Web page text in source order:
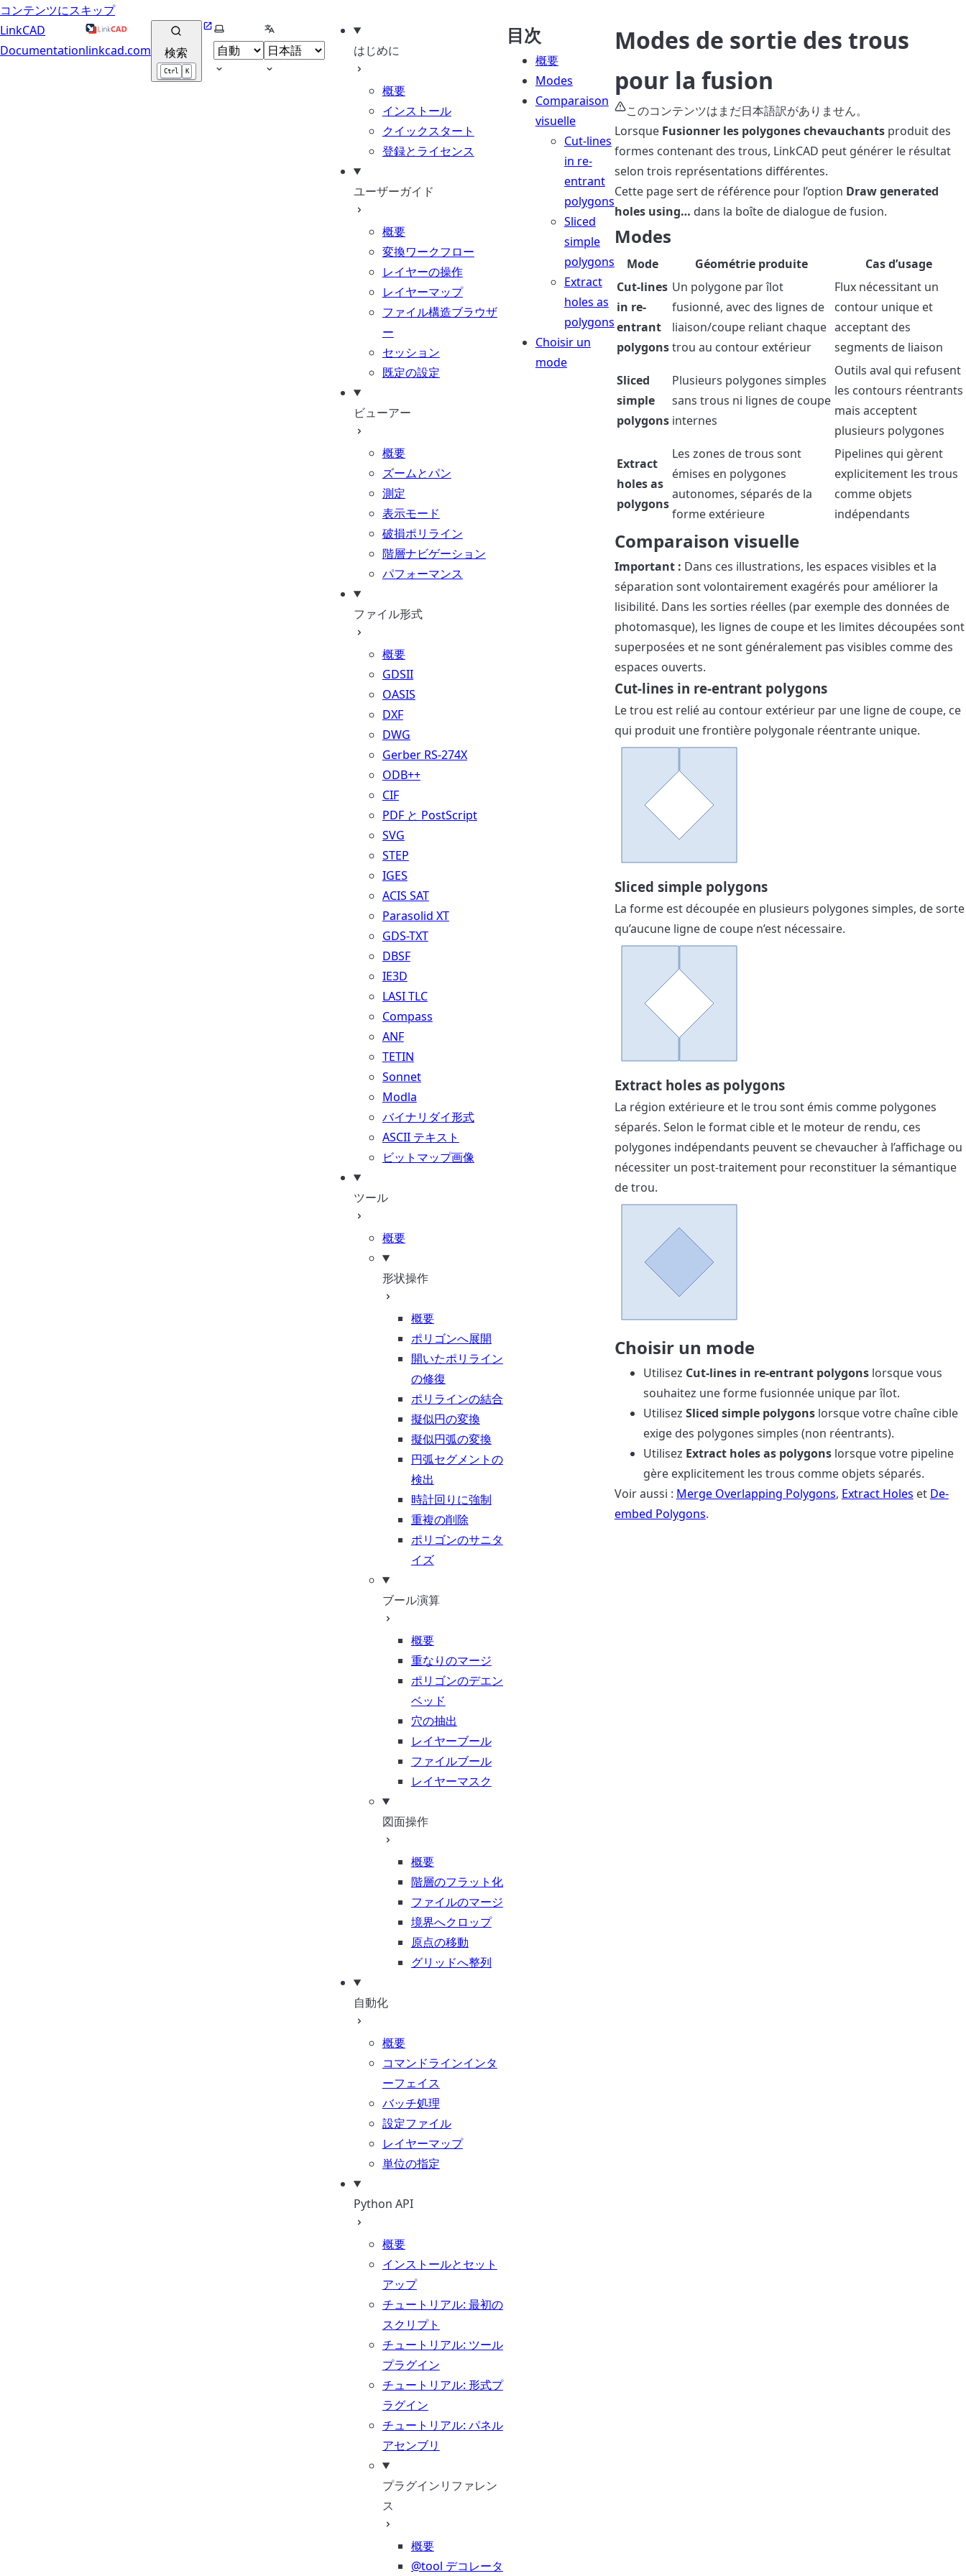
コンテンツにスキップ
LinkCAD
Documentationlinkcad.com 検索
Ctrl K
Website
テーマの選択言語の選択
はじめに
概要
インストール
クイックスタート
登録とライセンス
ユーザーガイド
概要
変換ワークフロー
レイヤーの操作
レイヤーマップ
ファイル構造ブラウザ
ー
セッション
既定の設定
ビューアー
概要
ズームとパン
測定
表示モード
破損ポリライン
階層ナビゲーション
パフォーマンス
ファイル形式
概要
GDSII
OASIS
DXF
DWG
Gerber RS-274X
ODB++
CIF
PDF と PostScript
SVG
STEP
IGES
ACIS SAT
Parasolid XT
GDS-TXT
DBSF
IE3D
LASI TLC
Compass
ANF
TETIN
Sonnet
Modla
バイナリダイ形式
ASCII テキスト
ビットマップ画像
ツール
概要
形状操作
概要
ポリゴンへ展開
開いたポリライン
の修復
ポリラインの結合
擬似円の変換
擬似円弧の変換
円弧セグメントの
検出
時計回りに強制
重複の削除
ポリゴンのサニタ
イズ
ブール演算
概要
重なりのマージ
ポリゴンのデエン
ベッド
穴の抽出
レイヤーブール
ファイルブール
レイヤーマスク
図面操作
概要
階層のフラット化
ファイルのマージ
境界へクロップ
原点の移動
グリッドへ整列
自動化
概要
コマンドラインインタ
ーフェイス
バッチ処理
設定ファイル
レイヤーマップ
単位の指定
Python API
概要
インストールとセット
アップ
チュートリアル: 最初の
スクリプト
チュートリアル: ツール
プラグイン
チュートリアル: 形式プ
ラグイン
チュートリアル: パネル
アセンブリ
プラグインリファレン
ス
概要
@tool デコレータ
目次
概要
Modes
Comparaison
visuelle
Cut-lines
in re-
entrant
polygons
Sliced
simple
polygons
Extract
holes as
polygons
Choisir un
mode
Modes de sortie des trous
pour la fusion
このコンテンツはまだ日本語訳がありません。
Lorsque Fusionner les polygones chevauchantsproduit des
formes contenant des trous, LinkCAD peut générer le résultat
selon trois représentations différentes.
Cette page sert de référence pour l’option Draw generated
holes using… dans la boîte de dialogue de fusion.
Modes
Mode Géométrie produite
Cas d’usage
Cut-lines
in re-
entrant
polygons
Un polygone par îlot
fusionné, avec des lignes de
liaison/coupe reliant chaque
trou au contour extérieur
Flux nécessitant un
contour unique et
acceptant des
segments de liaison
Sliced
simple
polygons
Plusieurs polygones simples
sans trous ni lignes de coupe
internes
Outils aval qui refusent
les contours réentrants
mais acceptent
plusieurs polygones
Extract
holes as
polygons
Les zones de trous sont
émises en polygones
autonomes, séparés de la
forme extérieure
Pipelines qui gèrent
explicitement les trous
comme objets
indépendants
Comparaison visuelle
Important : Dans ces illustrations, les espaces visibles et la
séparation sont volontairement exagérés pour améliorer la
lisibilité. Dans les sorties réelles (par exemple des données de
photomasque), les lignes de coupe et les limites découpées sont
superposées et ne sont généralement pas visibles comme des
espaces ouverts.
Cut-lines in re-entrant polygons
Le trou est relié au contour extérieur par une ligne de coupe, ce
qui produit une frontière polygonale réentrante unique.
Sliced simple polygons
La forme est découpée en plusieurs polygones simples, de sorte
qu’aucune ligne de coupe n’est nécessaire.
Extract holes as polygons
La région extérieure et le trou sont émis comme polygones
séparés. Selon le format cible et le moteur de rendu, ces
polygones indépendants peuvent se chevaucher à l’affichage ou
nécessiter un post-traitement pour reconstituer la sémantique
de trou.
Choisir un mode
Utilisez Cut-lines in re-entrant polygonslorsque vous
souhaitez une forme fusionnée unique par îlot.
Utilisez Sliced simple polygonslorsque votre chaîne cible
exige des polygones simples (non réentrants).
Utilisez Extract holes as polygonslorsque votre pipeline
gère explicitement les trous comme objets séparés.
Voir aussi : Merge Overlapping Polygons, Extract Holes et De-
embed Polygons.